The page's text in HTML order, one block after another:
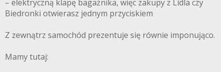
– elektryczną klapę bagażnika, więc zakupy z Lidla czy
Biedronki otwierasz jednym przyciskiem
Z zewnątrz samochód prezentuje się równie imponująco.
Mamy tutaj: